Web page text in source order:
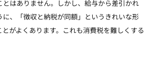
はありません。しかし、給与から差引かれ
に、「徴収と納税が同額」というきれいな形
がよくあります。これも消費税を難しくする